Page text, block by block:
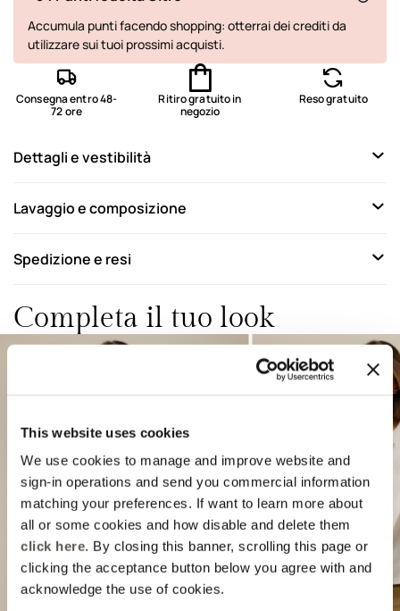
This website uses cookies
We use cookies to manage and improve website and
sign-in operations and send you commercial information
matching your preferences. If want to learn more about
all or some cookies and how disable and delete them
click here. By closing this banner, scrolling this page or
clicking the acceptance button below you agree with and
acknowledge the use of cookies.
Disponibile
Disponibile
Accumula punti facendo shopping: otterrai dei crediti da
utilizzare sui tuoi prossimi acquisti.
Consegna entro 48-
72 ore
Ritiro gratuito in
negozio
Reso gratuito
Dettagli e vestibilità
Lavaggio e composizione
Spedizione e resi
Completa il tuo look
Previous Next